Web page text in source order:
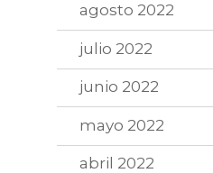
agosto 2022
julio 2022
junio 2022
mayo 2022
abril 2022